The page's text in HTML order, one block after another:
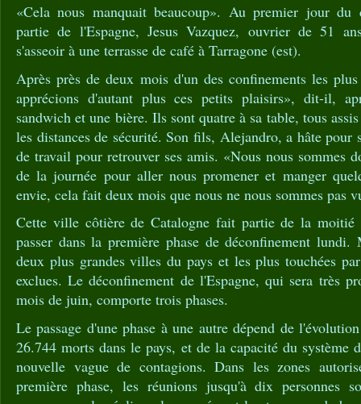
«Cela nous manquait beaucoup». Au premier jour du
partie de l'Espagne, Jesus Vazquez, ouvrier de 51
s'asseoir à une terrasse de café à Tarragone (est).
Après près de deux mois d'un des confinements les
apprécions d'autant plus ces petits plaisirs», dit-il,
sandwich et une bière. Ils sont quatre à sa table, tous
les distances de sécurité. Son fils, Alejandro, a hâte pour
de travail pour retrouver ses amis. «Nous nous sommes
de la journée pour aller nous promener et manger
envie, cela fait deux mois que nous ne nous sommes pas
Cette ville côtière de Catalogne fait partie de la moitié
passer dans la première phase de déconfinement
deux plus grandes villes du pays et les plus touchées
exclues. Le déconfinement de l'Espagne, qui sera très
mois de juin, comporte trois phases.
Le passage d'une phase à une autre dépend de
26.744 morts dans le pays, et de la capacité du système
nouvelle vague de contagions. Dans les zones
première phase, les réunions jusqu'à dix personnes